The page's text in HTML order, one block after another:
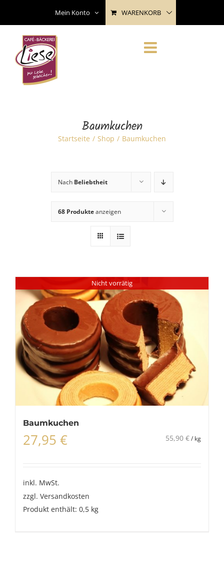
content
Mein Konto WARENKORB
Baumkuchen
Startseite Shop Baumkuchen
Nach Beliebtheit
68 Produkteanzeigen
Nicht vorrätig
Baumkuchen
27,95 € 55,90 €/ kg
inkl. MwSt.
zzgl. Versandkosten
Produkt enthält: 0,5 kg